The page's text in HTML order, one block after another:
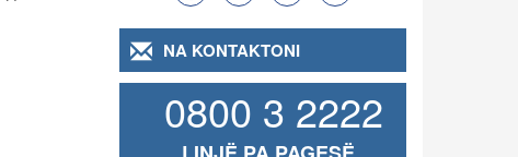
NA KONTAKTONI
0800 3 2222